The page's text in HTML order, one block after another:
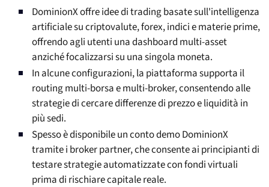
DominionX offre idee di trading basate sull'intelligenza
artificiale su criptovalute, forex, indici e materie prime,
offrendo agli utenti una dashboard multi-asset
anziché focalizzarsi su una singola moneta.
In alcune configurazioni, la piattaforma supporta il
routing multi-borsa e multi-broker, consentendo alle
strategie di cercare differenze di prezzo e liquidità in
più sedi.
Spesso è disponibile un conto demo DominionX
tramite i broker partner, che consente ai principianti di
testare strategie automatizzate con fondi virtuali
prima di rischiare capitale reale.